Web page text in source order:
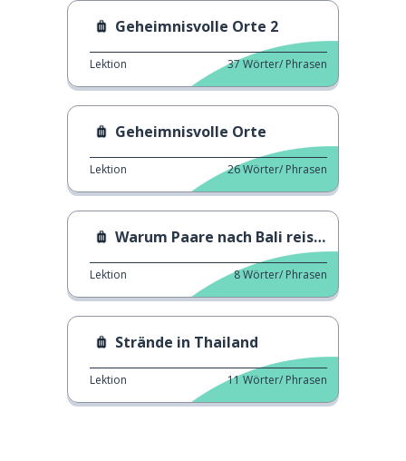
Geheimnisvolle Orte 2
Lektion 37Wörter/ Phrasen
Geheimnisvolle Orte
Lektion 26Wörter/ Phrasen
Warum Paare nach Bali reisen
Lektion 8Wörter/ Phrasen
Strände in Thailand
Lektion 11Wörter/ Phrasen